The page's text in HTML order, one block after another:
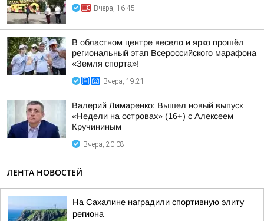
Вчера, 16:45
В областном центре весело и ярко прошёл
региональный этап Всероссийского марафона
«Земля спорта»!
Вчера, 19:21
Валерий Лимаренко: Вышел новый выпуск
«Недели на островах» (16+) с Алексеем
Кручининым
Вчера, 20:08
ЛЕНТА НОВОСТЕЙ
На Сахалине наградили спортивную элиту
региона